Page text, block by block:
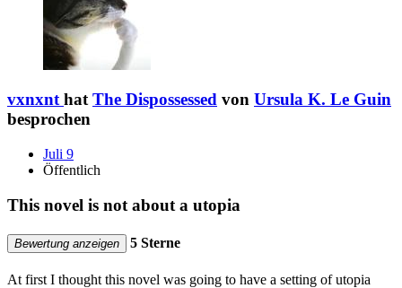
vxnxnt hatThe Dispossessed von Ursula K. Le Guin
besprochen
Juli 9
Öffentlich
This novel is not about a utopia
Bewertung anzeigen 5 Sterne
At first I thought this novel was going to have a setting of utopia